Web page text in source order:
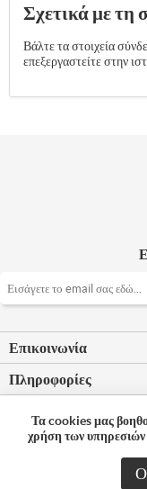
Σχετικά με τη
Βάλτε τα στοιχεία
επεξεργαστείτε στην
Επικοινωνία
Πληροφορίες
Ο λογαριασμός μου
Τα cookies μας
χρήση των